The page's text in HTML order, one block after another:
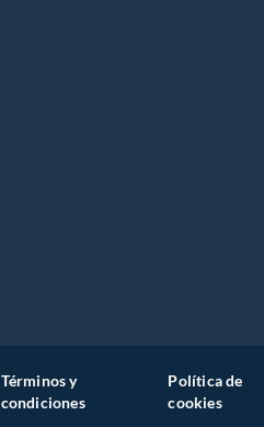
Términos y
condiciones
Política de
cookies